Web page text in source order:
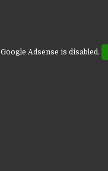
Google Adsense is disabled.